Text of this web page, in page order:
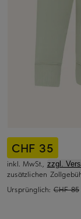
CHF 35
inkl. MwSt., zzgl.
zusätzlichen
Ursprünglich: CHF 85